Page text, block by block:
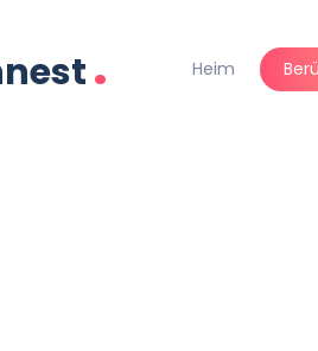
. Heim